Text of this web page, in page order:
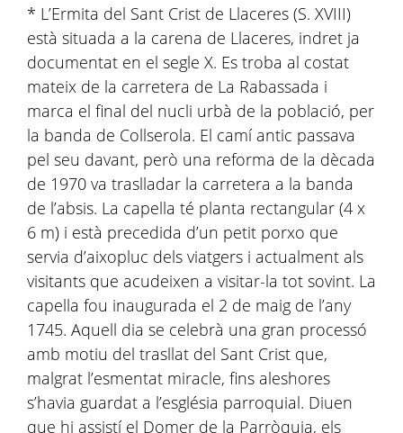
* L’Ermita del Sant Crist de Llaceres (S. XVIII)
està situada a la carena de Llaceres, indret ja
documentat en el segle X. Es troba al costat
mateix de la carretera de La Rabassada i
marca el final del nucli urbà de la població, per
la banda de Collserola. El camí antic passava
pel seu davant, però una reforma de la dècada
de 1970 va traslladar la carretera a la banda
de l’absis. La capella té planta rectangular (4 x
6 m) i està precedida d’un petit porxo que
servia d’aixopluc dels viatgers i actualment als
visitants que acudeixen a visitar-la tot sovint. La
capella fou inaugurada el 2 de maig de l’any
1745. Aquell dia se celebrà una gran processó
amb motiu del trasllat del Sant Crist que,
malgrat l’esmentat miracle, fins aleshores
s’havia guardat a l’església parroquial. Diuen
que hi assistí el Domer de la Parròquia, els